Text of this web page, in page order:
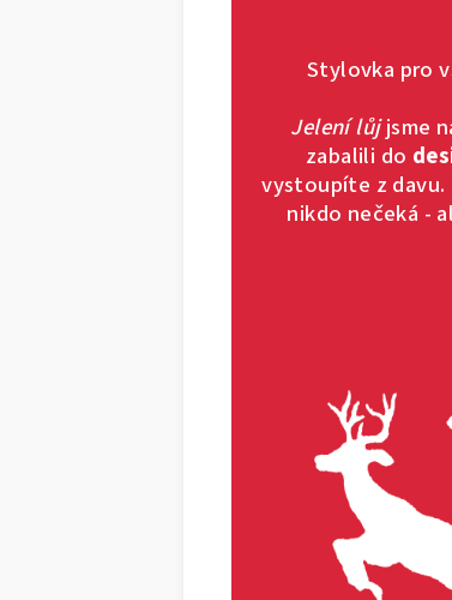
Stylovka pro
Jelení lůjjsme
zabalili do
vystoupíte z davu.
nikdo nečeká -